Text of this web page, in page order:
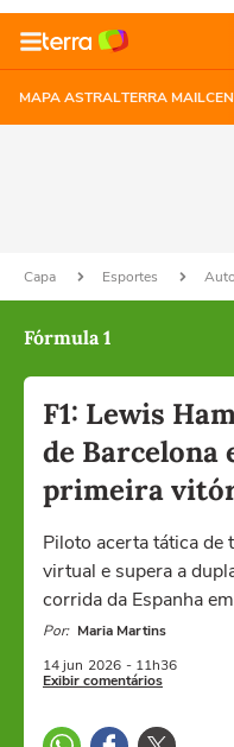
MAPA ASTRALTERRA MAIL
Capa Esportes
Fórmula 1
F1: Lewis
de Barcelona
primeira
Piloto acerta tática de
virtual e supera a
corrida da Espanha
Por: Maria Martins
14 jun 2026 - 11h36
Exibir comentários